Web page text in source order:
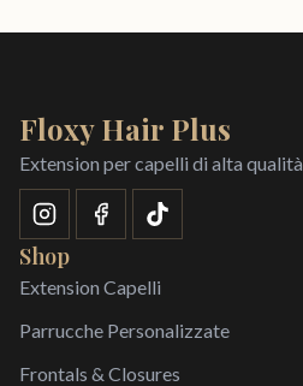
Floxy Hair Plus
Extension per capelli di alta qualità
Shop
Extension Capelli
Parrucche Personalizzate
Frontals & Closures